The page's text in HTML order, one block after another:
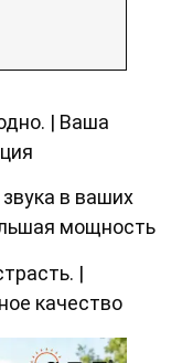
| Ваша
в ваших
мощность
|
качество